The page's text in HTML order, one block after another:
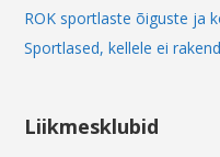
ROK sportlaste õiguste ja
Sportlased, kellele ei
Liikmesklubid